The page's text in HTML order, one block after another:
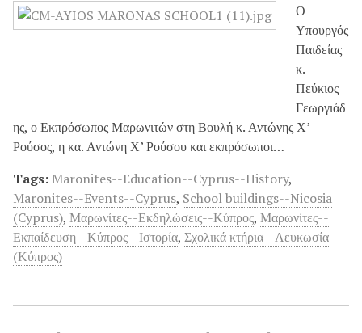
Ο
Υπουργός
Παιδείας
κ.
Πεύκιος
Γεωργιάδ
ης, ο Εκπρόσωπος Μαρωνιτών στη Βουλή κ. Αντώνης Χ’
Ρούσος, η κα. Αντώνη Χ’ Ρούσου και εκπρόσωποι…
Tags: Maronites--Education--Cyprus--History,
Maronites--Events--Cyprus, School buildings--Nicosia
(Cyprus), Μαρωνίτες--Εκδηλώσεις--Κύπρος, Μαρωνίτες--
Εκπαίδευση--Κύπρος--Ιστορία, Σχολικά κτήρια--Λευκωσία
(Κύπρος)